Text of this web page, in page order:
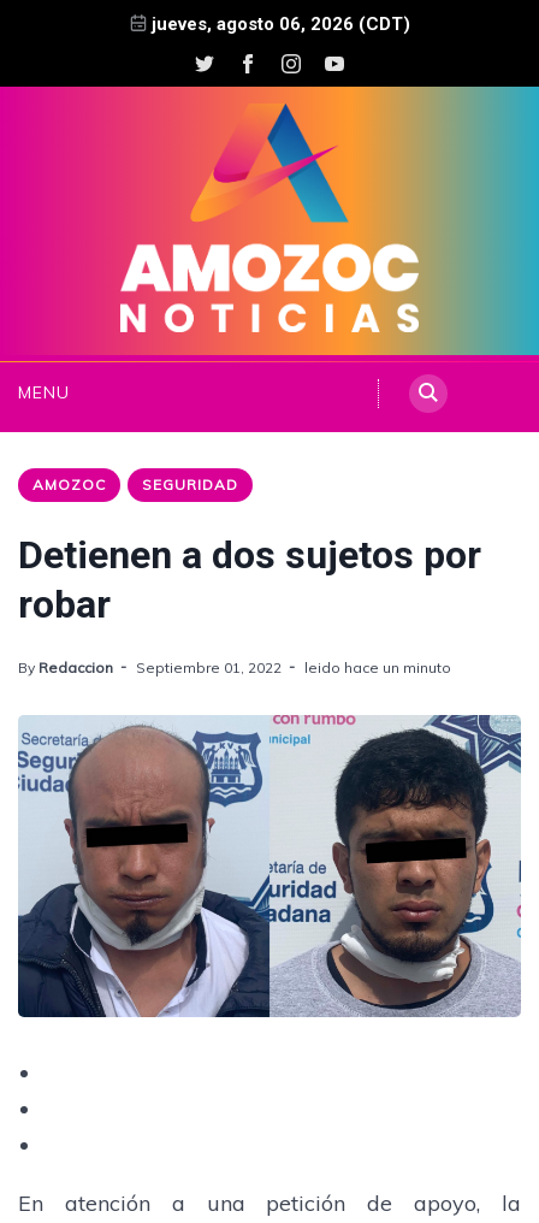
jueves, agosto 06, 2026 (CDT)
MENU
AMOZOC SEGURIDAD
Detienen a dos sujetos por
robar
By Redaccion Septiembre 01, 2022 leido hace un minuto
En atención a una petición de apoyo, la